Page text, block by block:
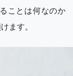
ことは何なのか
ます。